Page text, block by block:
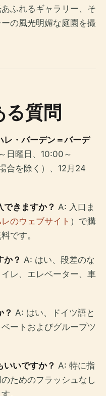
ふれるギャラリー、そ
の風光明媚な庭園を撮
質問
レ・バーデン＝バーデ
日曜日、10:00～
合を除く）、12月24
きますか？ A: 入口ま
のウェブサイト ）で購
です。
か？ A: はい、段差のな
レ、エレベーター、車
？ A: はい、ドイツ語と
ートおよびグループツ
いですか？ A: 特に指
ためのフラッシュなし
。